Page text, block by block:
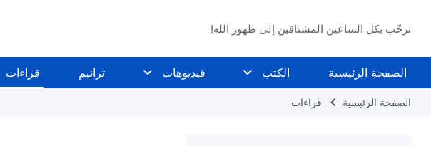
نرحّب بكل الساعين المشتاقين إلى ظهور الله!
الصفحة الرئيسية الكتب فيديوهات ترانيم قراءات
الصفحة الرئيسية قراءات
الثاني
مسؤوليات القادة والعاملين (13)
القسم
الثالث